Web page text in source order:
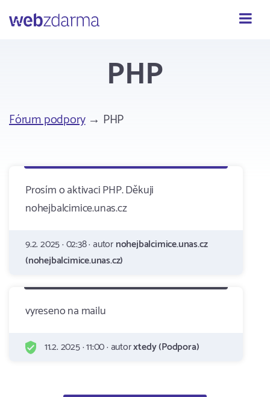
Webzdarma
PHP
Fórum podpory→ PHP
Prosím o aktivaci PHP. Děkuji
nohejbalcimice.unas.cz
9.2. 2025 · 02:38 · autornohejbalcimice.unas.cz
(nohejbalcimice.unas.cz)
vyreseno na mailu
11.2. 2025 · 11:00 · autorxtedy (Podpora)